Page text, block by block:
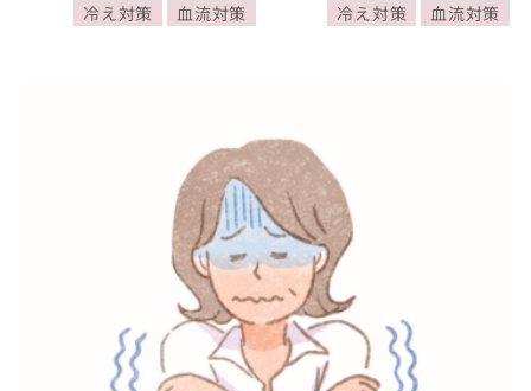
冷え対策 血流対策 冷え対策 血流対策